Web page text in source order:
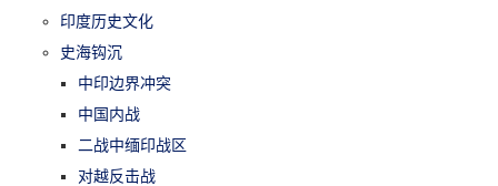
印度历史文化
史海钩沉
中印边界冲突
中国内战
二战中缅印战区
对越反击战